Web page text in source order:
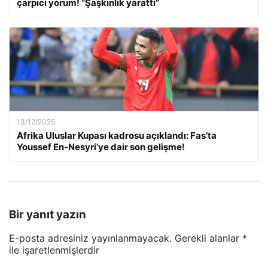
çarpıcı yorum! “Şaşkınlık yarattı”
13/12/2025
Afrika Uluslar Kupası kadrosu açıklandı: Fas’ta
Youssef En-Nesyri’ye dair son gelişme!
Bir yanıt yazın
E-posta adresiniz yayınlanmayacak. Gerekli alanlar *
ile işaretlenmişlerdir